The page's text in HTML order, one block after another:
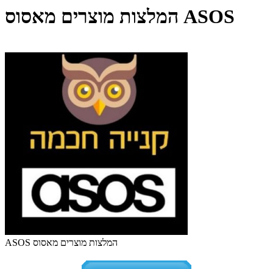
המלצות מוצרים מאסוס ASOS
המלצות מוצרים מאסוס ASOS